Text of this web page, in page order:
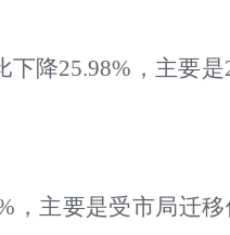
降25.98%，主要
，主要是受市局迁